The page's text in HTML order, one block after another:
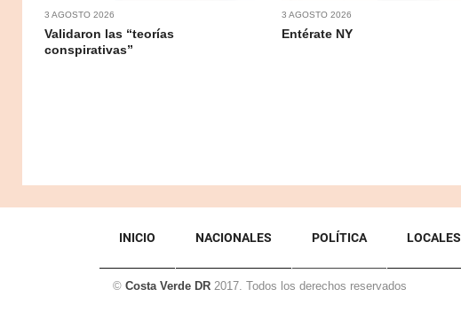
3 AGOSTO 2026
Validaron las “teorías
conspirativas”
3 AGOSTO 2026
Entérate NY
INICIO NACIONALES POLÍTICA LOCALES
© Costa Verde DR 2017. Todos los derechos reservados